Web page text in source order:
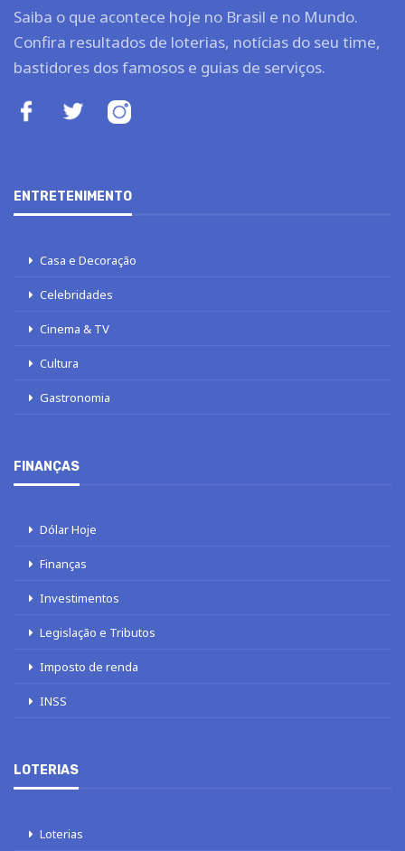
Saiba o que acontece hoje no Brasil e no Mundo.
Confira resultados de loterias, notícias do seu time,
bastidores dos famosos e guias de serviços.
ENTRETENIMENTO
Casa e Decoração
Celebridades
Cinema & TV
Cultura
Gastronomia
FINANÇAS
Dólar Hoje
Finanças
Investimentos
Legislação e Tributos
Imposto de renda
INSS
LOTERIAS
Loterias